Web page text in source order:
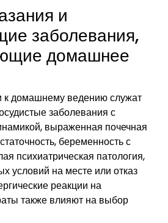
и
заболевания,
домашнее
к домашнему ведению служат
заболевания с
выраженная почечная
беременность с
психиатрическая патология,
условий на месте или отказ
реакции на
также влияют на выбор